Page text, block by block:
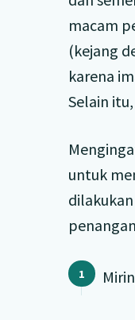
macam
(kejang
karena
Selain
untuk